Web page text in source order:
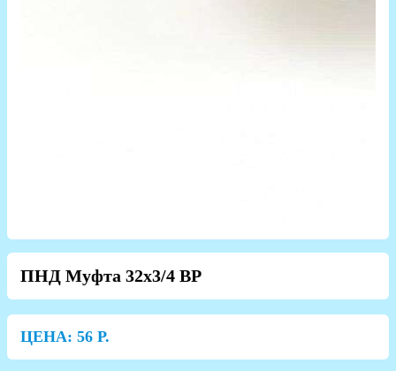
ПНД Муфта 32х3/4 ВР
ЦЕНА: 56 Р.